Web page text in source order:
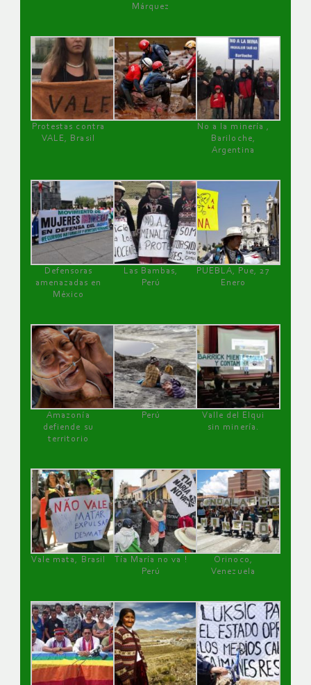
Márquez
Protestas contra
VALE, Brasil
No a la minería ,
Bariloche,
Argentina
Defensoras
amenazadas en
México
Las Bambas,
Perú
PUEBLA, Pue, 27
Enero
Amazonía
defiende su
territorio
Perú
Valle del Elqui
sin minería.
Vale mata, Brasil
Tía María no va !
Perú
Orinoco,
Venezuela